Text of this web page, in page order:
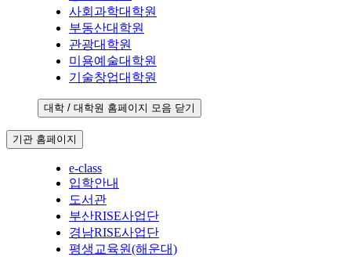
사회과학대학원
부동산대학원
관광대학원
미용예술대학원
기술창업대학원
대학 / 대학원 홈페이지 모음 닫기
기관 홈페이지
e-class
입학안내
도서관
부산RISE사업단
경남RISE사업단
평생교육원(해운대)